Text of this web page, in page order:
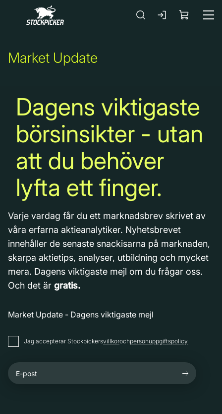
Gå till huvudinnehåll
Market Update
Dagens viktigaste
börsinsikter - utan
att du behöver
lyfta ett finger.
Varje vardag får du ett marknadsbrev skrivet av
våra erfarna aktieanalytiker. Nyhetsbrevet
innehåller de senaste snackisarna på marknaden,
skarpa aktietips, analyser, utbildning och mycket
mera. Dagens viktigaste mejl om du frågar oss.
Och det är gratis.
Market Update - Dagens viktigaste mejl
Jag accepterar Stockpickersvillkorochpersonuppgiftspolicy